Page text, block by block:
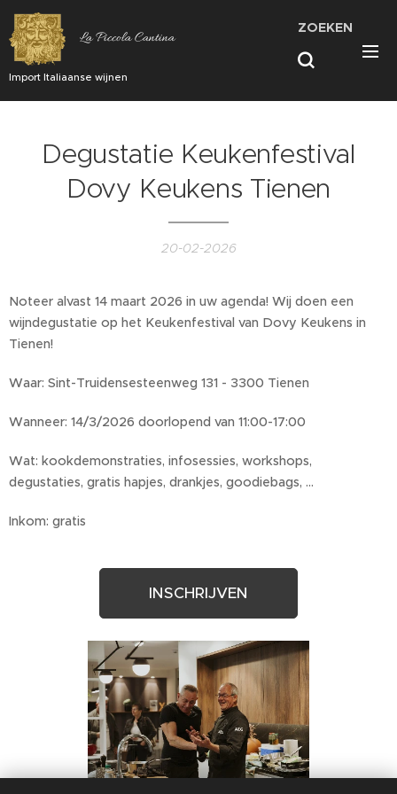
La Piccola Cantina
Import Italiaanse wijnen
ZOEKEN
Degustatie Keukenfestival
Dovy Keukens Tienen
20-02-2026
Noteer alvast 14 maart 2026 in uw agenda! Wij doen een
wijndegustatie op het Keukenfestival van Dovy Keukens in
Tienen!
Waar: Sint-Truidensesteenweg 131 - 3300 Tienen
Wanneer: 14/3/2026 doorlopend van 11:00-17:00
Wat: kookdemonstraties, infosessies, workshops,
degustaties, gratis hapjes, drankjes, goodiebags, ...
Inkom: gratis
INSCHRIJVEN